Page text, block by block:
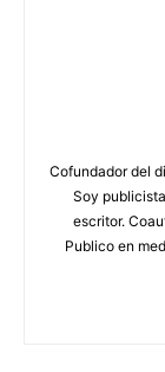
Cofundador del
Soy
escritor.
Publico en